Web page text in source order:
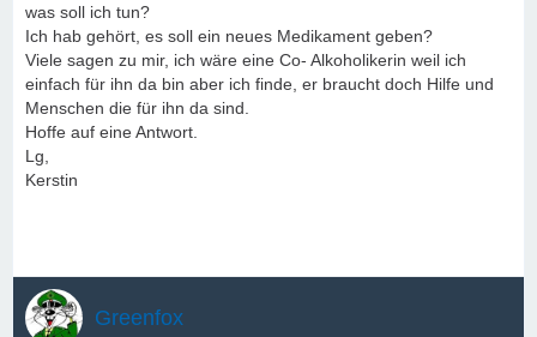
was soll ich tun?
Ich hab gehört, es soll ein neues Medikament geben?
Viele sagen zu mir, ich wäre eine Co- Alkoholikerin weil ich
einfach für ihn da bin aber ich finde, er braucht doch Hilfe und
Menschen die für ihn da sind.
Hoffe auf eine Antwort.
Lg,
Kerstin
Greenfox